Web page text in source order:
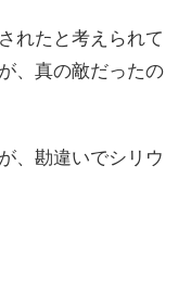
れたと考えられて
、真の敵だったの
、勘違いでシリウ